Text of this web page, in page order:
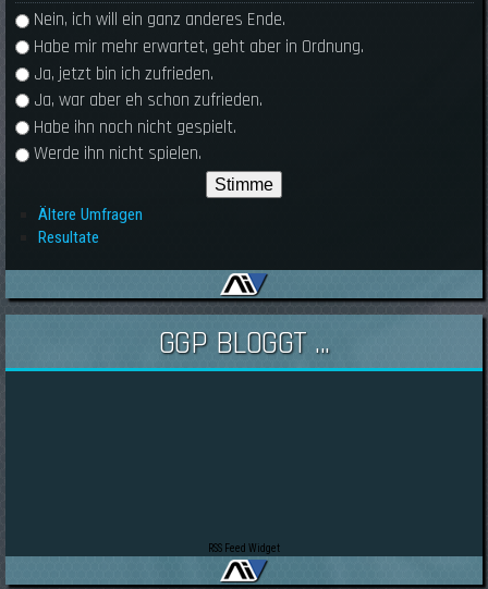
Auswahlmöglichkeiten
Nein, ich will ein ganz anderes Ende.
Habe mir mehr erwartet, geht aber in Ordnung.
Ja, jetzt bin ich zufrieden.
Ja, war aber eh schon zufrieden.
Habe ihn noch nicht gespielt.
Werde ihn nicht spielen.
Ältere Umfragen
Resultate
GGP BLOGGT ...
RSS Feed Widget